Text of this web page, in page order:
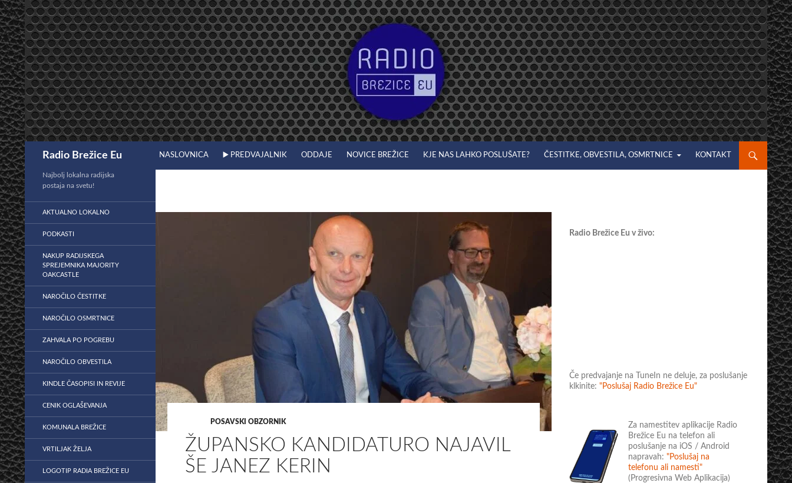
Preskoči
na
vsebino
Radio Brežice Eu NASLOVNICA ▶️ PREDVAJALNIK ODDAJE NOVICE BREŽICE KJE NAS LAHKO POSLUŠATE? ČESTITKE, OBVESTILA, OSMRTNICE KONTAKT
POSAVSKI OBZORNIK
​ŽUPANSKO KANDIDATURO NAJAVIL
ŠE JANEZ KERIN
Radio Brežice Eu v živo:
Če predvajanje na TuneIn ne deluje, za poslušanje
klkinite: "Poslušaj Radio Brežice Eu"
Za namestitev aplikacije Radio
Brežice Eu na telefon ali
poslušanje na iOS / Android
napravah: "Poslušaj na
telefonu ali namesti"
(Progresivna Web Aplikacija)
Najbolj lokalna radijska
postaja na svetu!
AKTUALNO LOKALNO
PODKASTI
NAKUP RADIJSKEGA
SPREJEMNIKA MAJORITY
OAKCASTLE
NAROČILO ČESTITKE
NAROČILO OSMRTNICE
ZAHVALA PO POGREBU
NAROČILO OBVESTILA
KINDLE ČASOPISI IN REVIJE
CENIK OGLAŠEVANJA
KOMUNALA BREŽICE
VRTILJAK ŽELJA
LOGOTIP RADIA BREŽICE EU